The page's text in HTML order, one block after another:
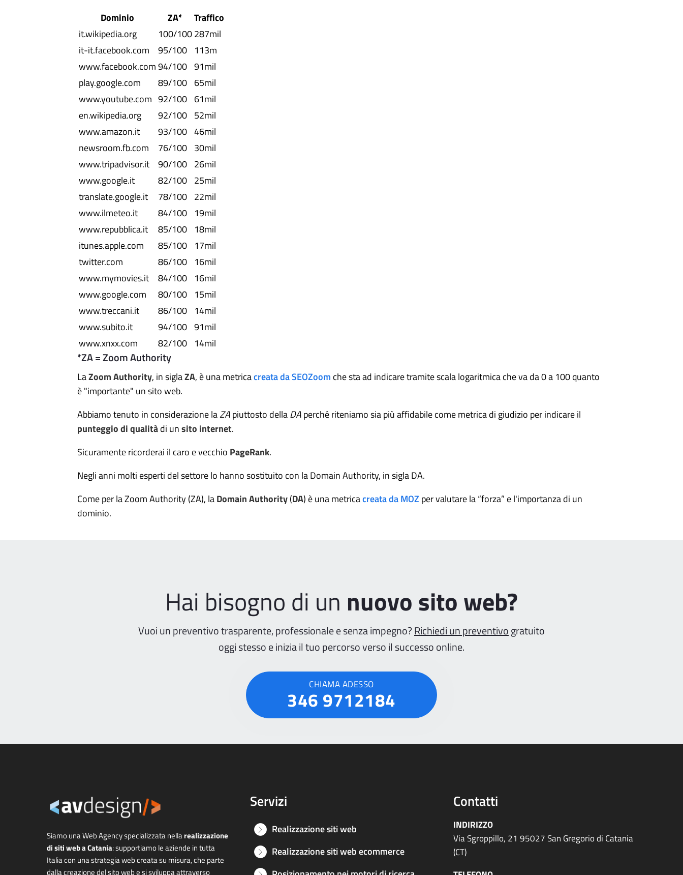
Dominio
ZA*
Traffico
it.wikipedia.org
100/100287mil
it-it.facebook.com
95/100 113m
www.facebook.com94/100 91mil
play.google.com
89/100 65mil
www.youtube.com 92/100 61mil
en.wikipedia.org
92/100 52mil
www.amazon.it
93/100 46mil
newsroom.fb.com
76/100 30mil
www.tripadvisor.it
90/100 26mil
www.google.it
82/100 25mil
translate.google.it
78/100 22mil
www.ilmeteo.it
84/100 19mil
www.repubblica.it
85/100 18mil
itunes.apple.com
85/100 17mil
twitter.com
86/100 16mil
www.mymovies.it
84/100 16mil
www.google.com
80/100 15mil
www.treccani.it
86/100 14mil
www.subito.it
94/100 91mil
www.xnxx.com
82/100 14mil
*ZA = Zoom Authority
LaZoom Authority, in siglaZA, è una metricacreata da SEOZoom che sta ad indicare tramite scala logaritmica che va da 0 a 100 quanto
è "importante" un sito web.
Abbiamo tenuto in considerazione laZApiuttosto dellaDAperché riteniamo sia più affidabile come metrica di giudizio per indicare il
punteggio di qualitàdi unsito internet.
Sicuramente ricorderai il caro e vecchio PageRank.
Negli anni molti esperti del settore lo hanno sostituito con la Domain Authority, in sigla DA.
Come per la Zoom Authority (ZA), laDomain Authority(DA) è una metricacreata da MOZ per valutare la “forza” e l'importanza di un
dominio.
Hai bisogno di un nuovo sito web?
Vuoi un preventivo trasparente, professionale e senza impegno?Richiedi un preventivogratuito
oggi stesso e inizia il tuo percorso verso il successo online.
CHIAMA ADESSO
346 9712184
Siamo una Web Agency specializzata nellarealizzazione
di siti web a Catania: supportiamo le aziende in tutta
Italia con una strategia web creata su misura, che parte
dalla creazione del sito web e si sviluppa attraverso
Servizi
Realizzazione siti web
Realizzazione siti web ecommerce
Contatti
INDIRIZZO
Via Sgroppillo, 21 95027 San Gregorio di Catania
(CT)